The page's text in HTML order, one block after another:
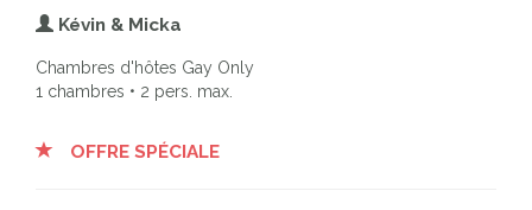
Kévin & Micka
Chambres d'hôtes Gay Only
1 chambres • 2 pers. max.
OFFRE SPÉCIALE